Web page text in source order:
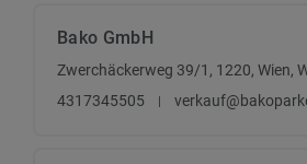
Bako GmbH
Zwerchäckerweg 39/1, 1220, Wien,
4317345505